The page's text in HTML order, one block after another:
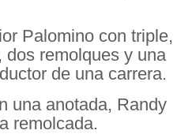
Palomino con triple,
remolques y una
de una carrera.
una anotada, Randy
remolcada.